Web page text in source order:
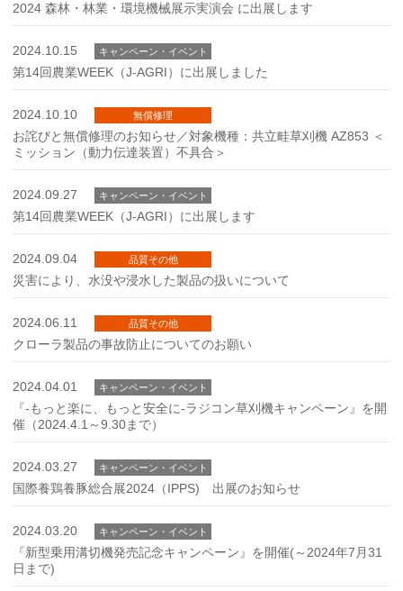
2024 森林・林業・環境機械展示実演会 に出展します
2024.10.15 キャンペーン・イベント
第14回農業WEEK（J-AGRI）に出展しました
2024.10.10 無償修理
お詫びと無償修理のお知らせ／対象機種：共立畦草刈機 AZ853 ＜
ミッション（動力伝達装置）不具合＞
2024.09.27 キャンペーン・イベント
第14回農業WEEK（J-AGRI）に出展します
2024.09.04 品質その他
災害により、水没や浸水した製品の扱いについて
2024.06.11 品質その他
クローラ製品の事故防止についてのお願い
2024.04.01 キャンペーン・イベント
『-もっと楽に、もっと安全に-ラジコン草刈機キャンペーン』を開
催（2024.4.1～9.30まで）
2024.03.27 キャンペーン・イベント
国際養鶏養豚総合展2024（IPPS) 出展のお知らせ
2024.03.20 キャンペーン・イベント
『新型乗用溝切機発売記念キャンペーン』を開催(～2024年7月31
日まで)